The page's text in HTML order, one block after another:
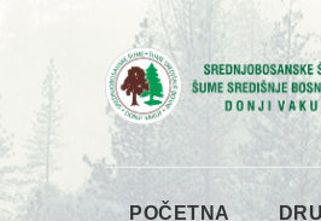
POČETNA